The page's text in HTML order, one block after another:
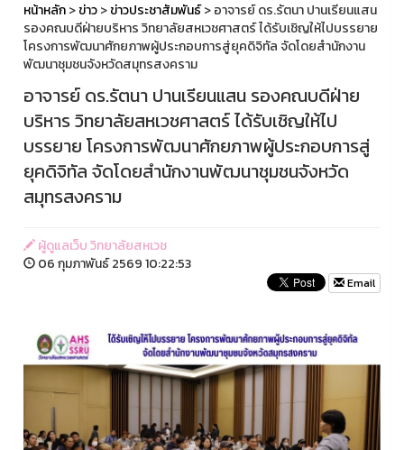
หน้าหลัก>ข่าว>ข่าวประชาสัมพันธ์> อาจารย์ ดร.รัตนา ปานเรียนแสน
รองคณบดีฝ่ายบริหาร วิทยาลัยสหเวชศาสตร์ ได้รับเชิญให้ไปบรรยาย
โครงการพัฒนาศักยภาพผู้ประกอบการสู่ยุคดิจิทัล จัดโดยสำนักงาน
พัฒนาชุมชนจังหวัดสมุทรสงคราม
อาจารย์ ดร.รัตนา ปานเรียนแสน รองคณบดีฝ่าย
บริหาร วิทยาลัยสหเวชศาสตร์ ได้รับเชิญให้ไป
บรรยาย โครงการพัฒนาศักยภาพผู้ประกอบการสู่
ยุคดิจิทัล จัดโดยสำนักงานพัฒนาชุมชนจังหวัด
สมุทรสงคราม
ผู้ดูแลเว็บ วิทยาลัยสหเวช
06 กุมภาพันธ์ 2569 10:22:53
Email